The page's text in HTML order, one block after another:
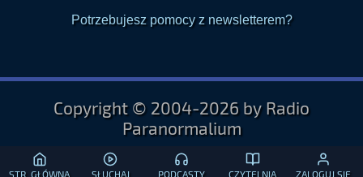
STR. GŁÓWNA SŁUCHAJ PODCASTY CZYTELNIA ZALOGUJ SIĘ
Potrzebujesz pomocy z newsletterem?
Copyright © 2004-2026 by Radio
Paranormalium